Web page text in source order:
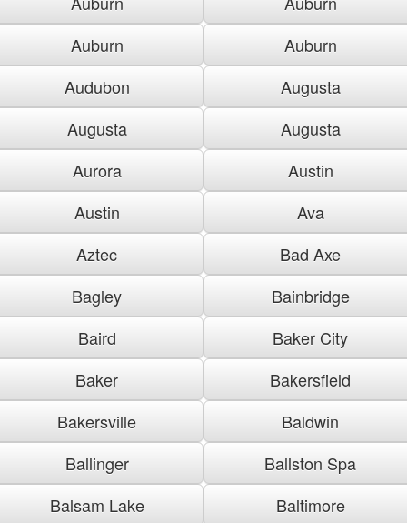
Auburn
Auburn
Audubon
Augusta
Augusta
Augusta
Aurora
Austin
Austin
Ava
Aztec
Bad Axe
Bagley
Bainbridge
Baird
Baker City
Baker
Bakersfield
Bakersville
Baldwin
Ballinger
Ballston Spa
Balsam Lake
Baltimore